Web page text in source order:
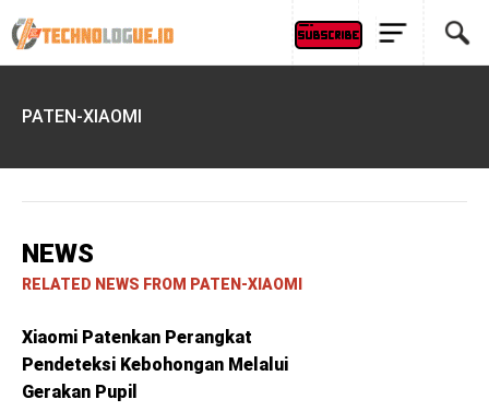
PATEN-XIAOMI
NEWS
RELATED NEWS FROM PATEN-XIAOMI
Xiaomi Patenkan Perangkat
Pendeteksi Kebohongan Melalui
Gerakan Pupil